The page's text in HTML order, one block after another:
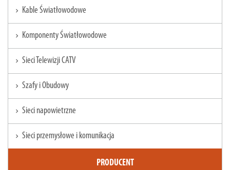
chevron_right Kable Światłowodowe
chevron_right Komponenty Światłowodowe
chevron_right Sieci Telewizji CATV
chevron_right Szafy i Obudowy
chevron_right Sieci napowietrzne
chevron_right Sieci przemysłowe i komunikacja
PRODUCENT